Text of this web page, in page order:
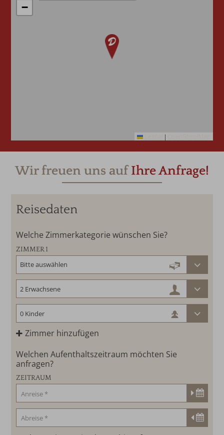
−
|
Wir freuen uns aufIhre Anfrage!
Reisedaten
Welche Zimmerkategorie wünschen Sie?
ZIMMER 1
Zimmer hinzufügen
Welchen Aufenthaltszeitraum möchten Sie
anfragen?
ZEITRAUM